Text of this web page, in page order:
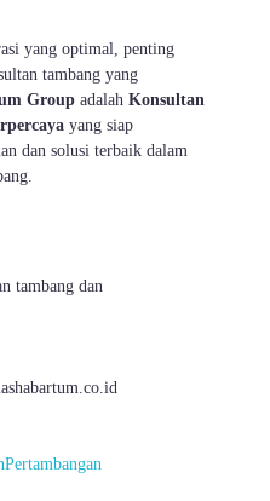
yang optimal, penting
tambang yang
Group adalah Konsultan
yang siap
dan solusi terbaik dalam
tambang dan